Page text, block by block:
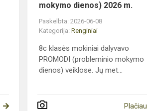
mokymo dienos) 2026 m.
Paskelbta: 2026-06-08
Kategorija:Renginiai
8c klasės mokiniai dalyvavo
PROMODI (probleminio mokymo
dienos) veiklose. Jų met...
Plačiau